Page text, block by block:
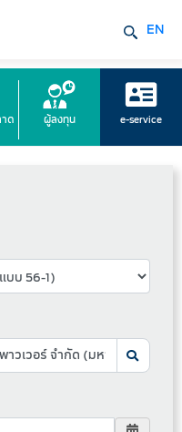
EN
ด
ผู้ลงทุน e-service